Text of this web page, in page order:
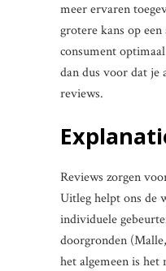
meer ervaren
grotere kans op
consument
dan dus voor dat je
reviews.
Reviews zorgen
Uitleg helpt ons de
individuele
doorgronden
het algemeen is